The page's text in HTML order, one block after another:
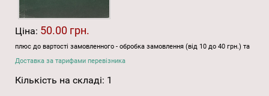
Ціна: 50.00 грн.
плюс до вартості замовленного - обробка замовлення (від 10 до 40 грн.) та
Доставка за тарифами перевізника
Кількість на складі: 1